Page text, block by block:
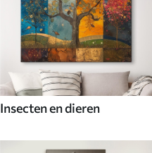
Insecten en dieren